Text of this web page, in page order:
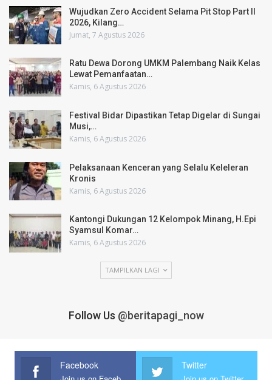
Wujudkan Zero Accident Selama Pit Stop Part II
2026, Kilang…
Jumat, 7 Agustus 2026
Ratu Dewa Dorong UMKM Palembang Naik Kelas
Lewat Pemanfaatan…
Kamis, 6 Agustus 2026
Festival Bidar Dipastikan Tetap Digelar di Sungai
Musi,…
Kamis, 6 Agustus 2026
Pelaksanaan Kenceran yang Selalu Keleleran
Kronis
Kamis, 6 Agustus 2026
Kantongi Dukungan 12 Kelompok Minang, H.Epi
Syamsul Komar…
Kamis, 6 Agustus 2026
TAMPILKAN LAGI
Follow Us @beritapagi_now
Facebook Twitter